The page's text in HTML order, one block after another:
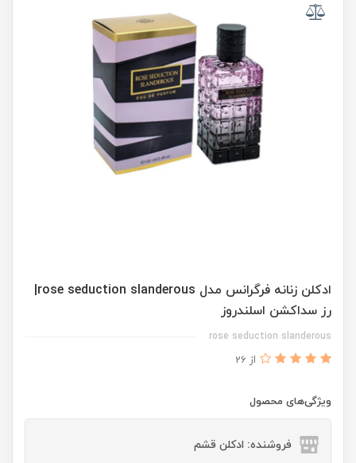
رز سداكشن اسلندروز
rose seduction slanderous
از 26
ویژگی‌های محصول
فروشنده: ادکلن قشم